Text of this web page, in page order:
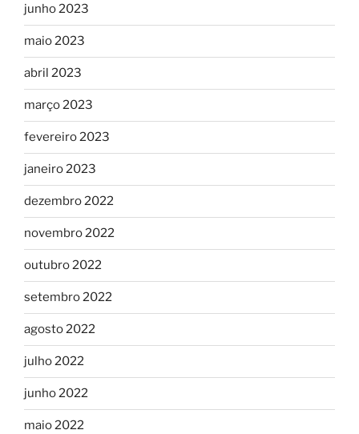
junho 2023
maio 2023
abril 2023
março 2023
fevereiro 2023
janeiro 2023
dezembro 2022
novembro 2022
outubro 2022
setembro 2022
agosto 2022
julho 2022
junho 2022
maio 2022